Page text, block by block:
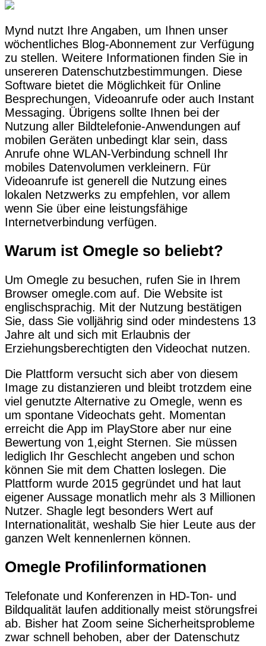
Mynd nutzt Ihre Angaben, um Ihnen unser
wöchentliches Blog-Abonnement zur Verfügung
zu stellen. Weitere Informationen finden Sie in
unsereren Datenschutzbestimmungen. Diese
Software bietet die Möglichkeit für Online
Besprechungen, Videoanrufe oder auch Instant
Messaging. Übrigens sollte Ihnen bei der
Nutzung aller Bildtelefonie-Anwendungen auf
mobilen Geräten unbedingt klar sein, dass
Anrufe ohne WLAN-Verbindung schnell Ihr
mobiles Datenvolumen verkleinern. Für
Videoanrufe ist generell die Nutzung eines
lokalen Netzwerks zu empfehlen, vor allem
wenn Sie über eine leistungsfähige
Internetverbindung verfügen.
Warum ist Omegle so beliebt?
Um Omegle zu besuchen, rufen Sie in Ihrem
Browser omegle.com auf. Die Website ist
englischsprachig. Mit der Nutzung bestätigen
Sie, dass Sie volljährig sind oder mindestens 13
Jahre alt und sich mit Erlaubnis der
Erziehungsberechtigten den Videochat nutzen.
Die Plattform versucht sich aber von diesem
Image zu distanzieren und bleibt trotzdem eine
viel genutzte Alternative zu Omegle, wenn es
um spontane Videochats geht. Momentan
erreicht die App im PlayStore aber nur eine
Bewertung von 1,eight Sternen. Sie müssen
lediglich Ihr Geschlecht angeben und schon
können Sie mit dem Chatten loslegen. Die
Plattform wurde 2015 gegründet und hat laut
eigener Aussage monatlich mehr als 3 Millionen
Nutzer. Shagle legt besonders Wert auf
Internationalität, weshalb Sie hier Leute aus der
ganzen Welt kennenlernen können.
Omegle Profilinformationen
Telefonate und Konferenzen in HD-Ton- und
Bildqualität laufen additionally meist störungsfrei
ab. Bisher hat Zoom seine Sicherheitsprobleme
zwar schnell behoben, aber der Datenschutz